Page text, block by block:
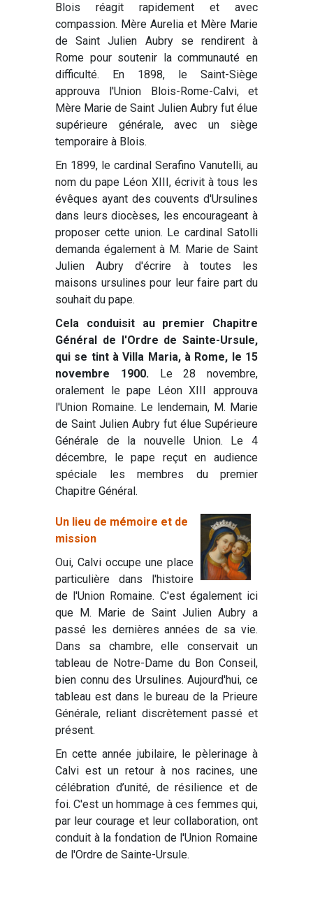
Blois réagit rapidement et avec
compassion. Mère Aurelia et Mère Marie
de Saint Julien Aubry se rendirent à
Rome pour soutenir la communauté en
difficulté. En 1898, le Saint-Siège
approuva l'Union Blois-Rome-Calvi, et
Mère Marie de Saint Julien Aubry fut élue
supérieure générale, avec un siège
temporaire à Blois.
En 1899, le cardinal Serafino Vanutelli, au
nom du pape Léon XIII, écrivit à tous les
évêques ayant des couvents d'Ursulines
dans leurs diocèses, les encourageant à
proposer cette union. Le cardinal Satolli
demanda également à M. Marie de Saint
Julien Aubry d'écrire à toutes les
maisons ursulines pour leur faire part du
souhait du pape.
Cela conduisit au premier Chapitre
Général de l'Ordre de Sainte-Ursule,
qui se tint à Villa Maria, à Rome, le 15
novembre 1900.Le 28 novembre,
oralement le pape Léon XIII approuva
l'Union Romaine. Le lendemain, M. Marie
de Saint Julien Aubry fut élue Supérieure
Générale de la nouvelle Union. Le 4
décembre, le pape reçut en audience
spéciale les membres du premier
Chapitre Général.
Un lieu de mémoire et de
mission
Oui, Calvi occupe une place
particulière dans l'histoire
de l'Union Romaine. C'est également ici
que M. Marie de Saint Julien Aubry a
passé les dernières années de sa vie.
Dans sa chambre, elle conservait un
tableau de Notre-Dame du Bon Conseil,
bien connu des Ursulines. Aujourd'hui, ce
tableau est dans le bureau de la Prieure
Générale, reliant discrètement passé et
présent.
En cette année jubilaire, le pèlerinage à
Calvi est un retour à nos racines, une
célébration d’unité, de résilience et de
foi. C'est un hommage à ces femmes qui,
par leur courage et leur collaboration, ont
conduit à la fondation de l'Union Romaine
de l'Ordre de Sainte-Ursule.